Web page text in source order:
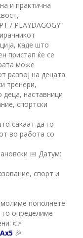
и практична
/ PLAYDAGOGY“
каде што
пристап ќе се
може
развој на децата.
тренери,
деца, наставници
спортски
сакаат да го
во работа со
📅 Датум:
спорт и
пополнете
го определиме
👉
🎉